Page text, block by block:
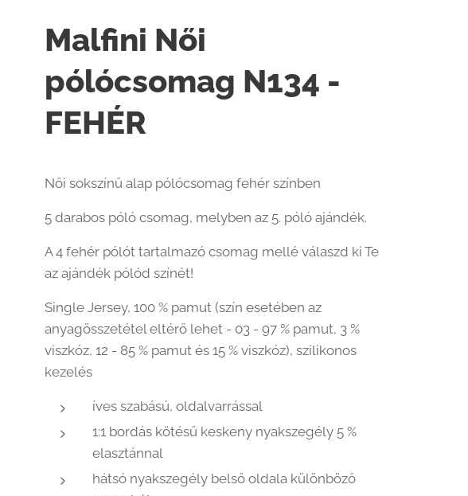
Malfini Női
pólócsomag N134 -
FEHÉR
Női sokszínű alap pólócsomag fehér színben
5 darabos póló csomag, melyben az 5. póló ajándék.
A 4 fehér pólót tartalmazó csomag mellé válaszd ki Te
az ajándék pólód színét!
Single Jersey, 100 % pamut (szín esetében az
anyagösszetétel eltérő lehet - 03 - 97 % pamut, 3 %
viszkóz, 12 - 85 % pamut és 15 % viszkóz), szilikonos
kezelés
íves szabású, oldalvarrással
1:1 bordás kötésű keskeny nyakszegély 5 %
elasztánnal
hátsó nyakszegély belső oldala különböző